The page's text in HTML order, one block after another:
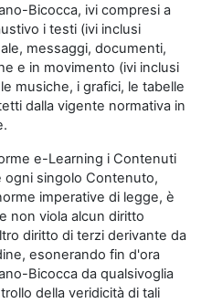
Bicocca, ivi compresi a
i testi (ivi inclusi
messaggi, documenti,
e in movimento (ivi inclusi
musiche, i grafici, le tabelle
dalla vigente normativa in
e-Learning i Contenuti
singolo Contenuto,
imperative di legge, è
non viola alcun diritto
diritto di terzi derivante da
esonerando fin d'ora
Bicocca da qualsivoglia
della veridicità di tali